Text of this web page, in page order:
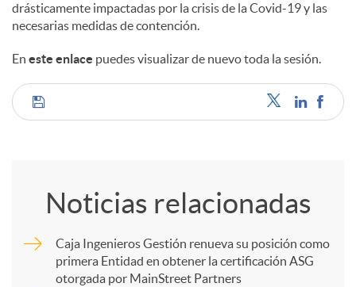
drásticamente impactadas por la crisis de la Covid-19 y las
necesarias medidas de contención.
En este enlace puedes visualizar de nuevo toda la sesión.
C
m
Noticias relacionadas
Caja Ingenieros Gestión renueva su posición como
primera Entidad en obtener la certificación ASG
otorgada por MainStreet Partners